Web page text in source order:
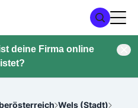
deine Firma online
Wels (Stadt)